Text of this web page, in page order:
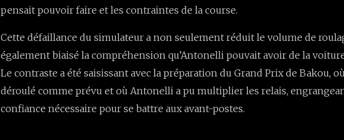
pensait pouvoir faire et les contraintes de la course.
Cette défaillance du simulateur a non seulement réduit le volume de
également biaisé la compréhension qu’Antonelli pouvait avoir de la
Le contraste a été saisissant avec la préparation du Grand Prix de Bakou,
déroulé comme prévu et où Antonelli a pu multiplier les relais,
confiance nécessaire pour se battre aux avant-postes.